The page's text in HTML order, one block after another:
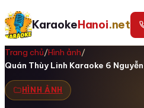
KaraokeHanoi.net
Trang chủ/Hình ảnh/
Quán Thùy Linh Karaoke 6
HÌNH ẢNH